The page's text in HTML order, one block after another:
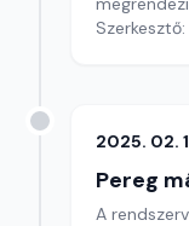
2025. 02.
Pereg
A